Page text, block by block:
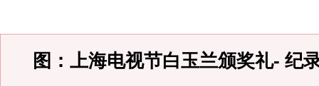
图：上海电视节白玉兰颁奖礼- 纪